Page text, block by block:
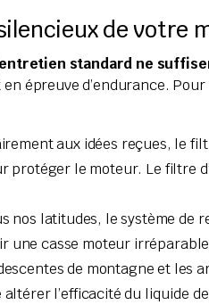
de votre
standard ne
épreuve d’endurance.
aux idées reçues, le
protéger le moteur. Le filtre
nos latitudes, le système de
une casse moteur
de montagne et les
l’efficacité du liquide